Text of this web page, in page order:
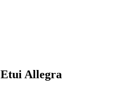
Etui Allegra